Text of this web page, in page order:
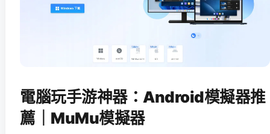
電腦玩手游神器：Android模擬器推
薦｜MuMu模擬器